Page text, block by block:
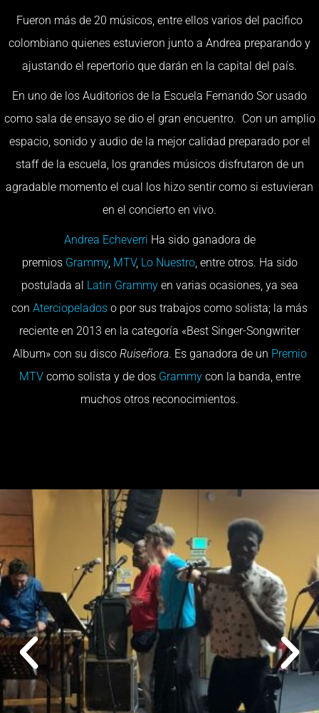
Fueron más de 20 músicos, entre ellos varios del pacifico
colombiano quienes estuvieron junto a Andrea preparando y
ajustando el repertorio que darán en la capital del país.
En uno de los Auditorios de la Escuela Fernando Sor usado
como sala de ensayo se dio el gran encuentro. Con un amplio
espacio, sonido y audio de la mejor calidad preparado por el
staff de la escuela, los grandes músicos disfrutaron de un
agradable momento el cual los hizo sentir como si estuvieran
en el concierto en vivo.
Andrea Echeverri Ha sido ganadora de
premios Grammy, MTV, Lo Nuestro, entre otros. Ha sido
postulada al Latin Grammyen varias ocasiones, ya sea
con Aterciopelados o por sus trabajos como solista; la más
reciente en 2013 en la categoría «Best Singer-Songwriter
Album» con su disco Ruiseñora. Es ganadora de un Premio
MTVcomo solista y de dos Grammycon la banda, entre
muchos otros reconocimientos.